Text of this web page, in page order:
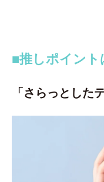
■推しポイント
「さらっとした